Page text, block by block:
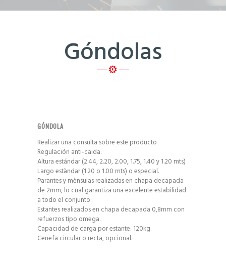
Góndolas
GÓNDOLA
Realizar una consulta sobre este producto
Regulación anti-caida.
Altura estándar (2.44, 2.20, 2.00, 1.75, 1.40 y 1.20 mts)
Largo estàndar (1.20 o 1.00 mts) o especial.
Parantes y mènsulas realizadas en chapa decapada
de 2mm, lo cual garantiza una excelente estabilidad
a todo el conjunto.
Estantes realizados en chapa decapada 0,8mm con
refuerzos tipo omega.
Capacidad de carga por estante: 120kg.
Cenefa circular o recta, opcional.